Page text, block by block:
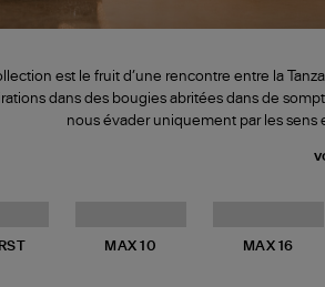
est le fruit d’une rencontre entre la
dans des bougies abritées dans de
nous évader uniquement par les sens
MAX 10 MAX 16